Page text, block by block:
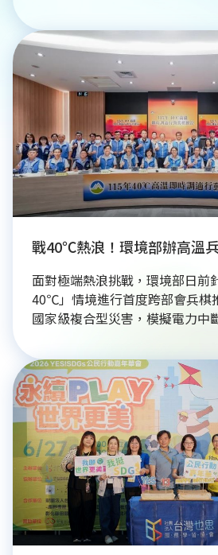
上百位學生投遞履歷，經過層層
位來自國立臺灣藝術大學、世新
立陽明交通大學、淡江大學等影
的優秀學生，展開為期數週的暑
界、累積實戰經驗。蔡維歆
戰40℃熱浪！環境部辦高溫
面對極端熱浪挑戰，環境部日前
40℃」情境進行首度跨部會兵棋
國家級複合型災害，模擬電力中
合公共衛生與能源治理。三立集
高溫熱區推動低碳能源管理與綠
ESG永續發展。政府並啟動「國
Cool Map避暑地圖，全面提升